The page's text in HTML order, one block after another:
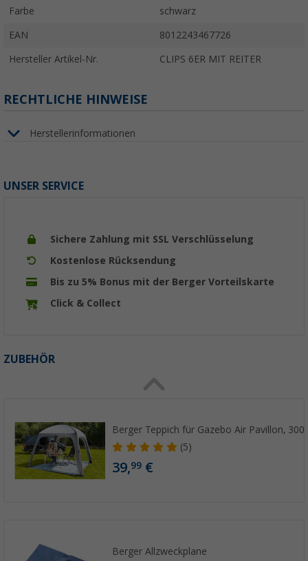
Farbe schwarz
EAN 8012243467726
Hersteller Artikel-Nr. CLIPS 6ER MIT REITER
RECHTLICHE HINWEISE
Herstellerinformationen
UNSER SERVICE
Sichere Zahlung mit SSL Verschlüsselung
Kostenlose Rücksendung
Bis zu 5% Bonus mit der Berger Vorteilskarte
Click & Collect
ZUBEHÖR
Berger Teppich für Gazebo Air Pavillon, 300
(5)
39,99 €
Berger Allzweckplane